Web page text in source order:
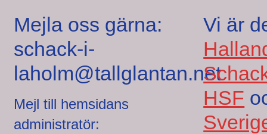
Mejla oss gärna:
schack-i-
laholm@tallglantan.net
Mejl till hemsidans
administratör:
Vi är
HSF